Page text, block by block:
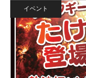
イベント